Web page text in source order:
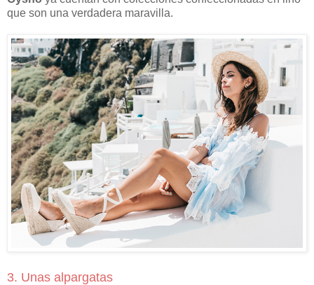
que son una verdadera maravilla.
3. Unas alpargatas